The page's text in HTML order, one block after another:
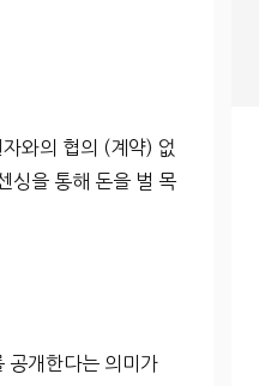
와의 협의 (계약) 없
싱을 통해 돈을 벌 목
공개한다는 의미가